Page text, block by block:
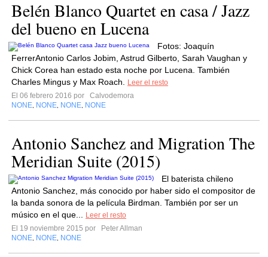
Belén Blanco Quartet en casa / Jazz
del bueno en Lucena
Fotos: Joaquín
FerrerAntonio Carlos Jobim, Astrud Gilberto, Sarah Vaughan y
Chick Corea han estado esta noche por Lucena. También
Charles Mingus y Max Roach.
Leer el resto
El 06 febrero 2016 por
Calvodemora
NONE NONE NONE NONE
Antonio Sanchez and Migration The
Meridian Suite (2015)
El baterista chileno
Antonio Sanchez, más conocido por haber sido el compositor de
la banda sonora de la película Birdman. También por ser un
músico en el que...
Leer el resto
El 19 noviembre 2015 por
Peter Allman
NONE NONE NONE